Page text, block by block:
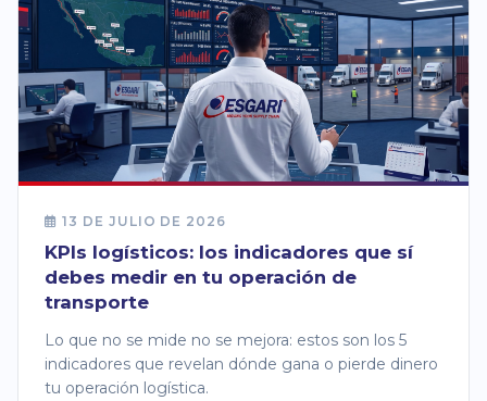
13 DE JULIO DE 2026
KPIs logísticos: los indicadores que sí
debes medir en tu operación de
transporte
Lo que no se mide no se mejora: estos son los 5
indicadores que revelan dónde gana o pierde dinero
tu operación logística.